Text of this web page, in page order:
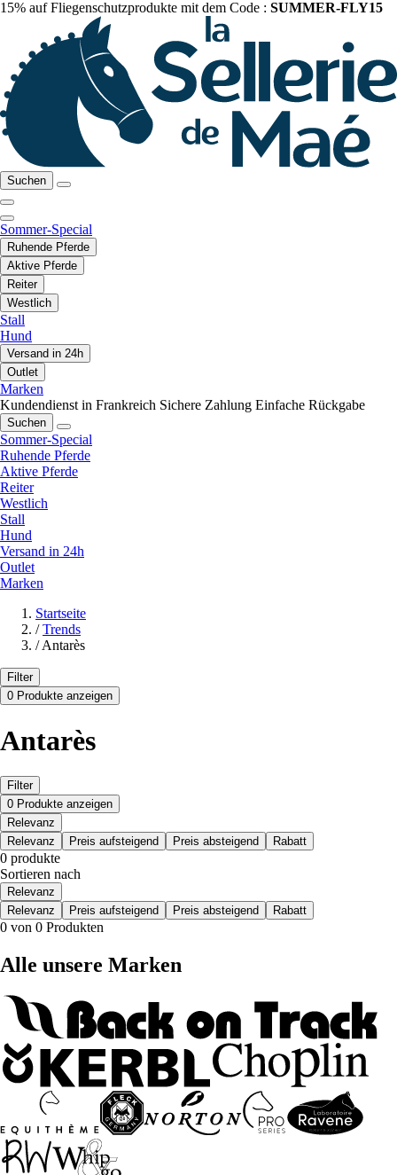
15% auf Fliegenschutzprodukte mit dem Code : SUMMER-FLY15
Suchen
Sommer-Special
Ruhende Pferde
Aktive Pferde
Reiter
Westlich
Stall
Hund
Versand in 24h
Outlet
Marken
Kundendienst in Frankreich Sichere Zahlung Einfache Rückgabe
Suchen
Sommer-Special
Ruhende Pferde
Aktive Pferde
Reiter
Westlich
Stall
Hund
Versand in 24h
Outlet
Marken
Startseite
/ Trends
/ Antarès
Filter
0 Produkte anzeigen
Antarès
Filter
0 Produkte anzeigen
Relevanz
Relevanz
Preis aufsteigend Preis absteigend Rabatt
0 produkte
Sortieren nach
Relevanz
Relevanz
Preis aufsteigend Preis absteigend Rabatt
0 von 0 Produkten
Alle unsere Marken